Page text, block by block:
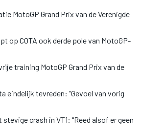
MotoGP Grand Prix van de Verenigde
op COTA ook derde pole van MotoGP-
training MotoGP Grand Prix van de
eindelijk tevreden: "Gevoel van vorig
stevige crash in VT1: "Reed alsof er geen